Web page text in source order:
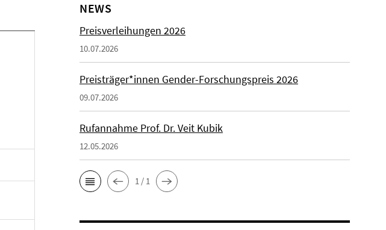
NEWS
Preisverleihungen 2026
10.07.2026
Preisträger*innen Gender-Forschungspreis 2026
09.07.2026
Rufannahme Prof. Dr. Veit Kubik
12.05.2026
1 / 1